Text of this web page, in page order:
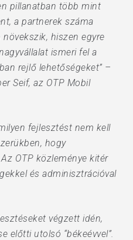
pillanatban több mint
a partnerek száma
hiszen egyre
ismeri fel a
rejlő lehetőségeket” –
Seif, az OTP Mobil
fejlesztést nem kell
hogy
OTP közleménye kitér
és adminisztrációval
végzett idén,
előtti utolsó “békeévvel”.